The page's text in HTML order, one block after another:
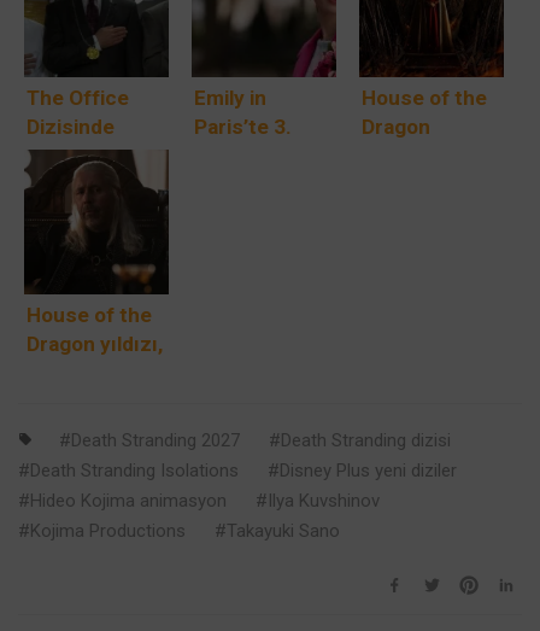
The Office
Dizisinde
Muhtemelen
Hiç Fark
Etmediğiniz 13
Detay
Emily in
Paris’te 3.
House of the
Dragon
House of the
Dragon yıldızı,
kayda
alınmasının
zor olduğunu
Death Stranding 2027
Death Stranding dizisi
Death Stranding Isolations
Disney Plus yeni diziler
Hideo Kojima animasyon
Ilya Kuvshinov
Kojima Productions
Takayuki Sano